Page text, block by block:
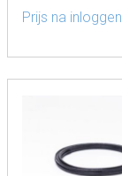
Prijs na inloggen